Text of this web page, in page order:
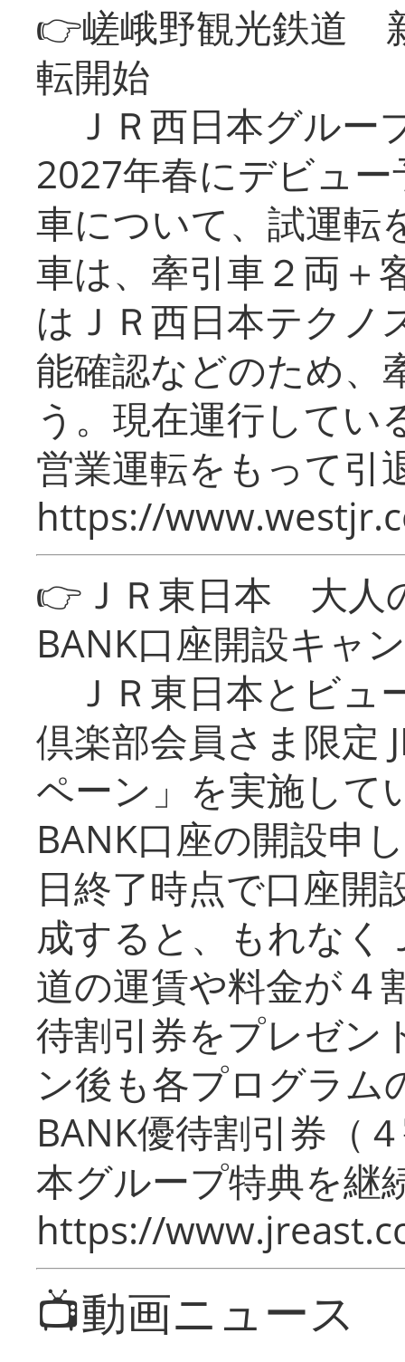
👉嵯峨野観光鉄道
転開始
ＪＲ西日本グルー
2027年春にデビュ
車について、試運転
車は、牽引車２両＋
はＪＲ西日本テクノ
能確認などのため、
う。現在運行してい
営業運転をもって引
https://
👉ＪＲ東日本 大人
BANK口座開設キャ
ＪＲ東日本とビュ
倶楽部会員さま限定
ペーン」を実施して
BANK口座の開設申
日終了時点で口座開
成すると、もれなく
道の運賃や料金が４
待割引券をプレゼン
ン後も各プログラム
BANK優待割引券（
本グループ特典を継
https://
📺動画ニュース